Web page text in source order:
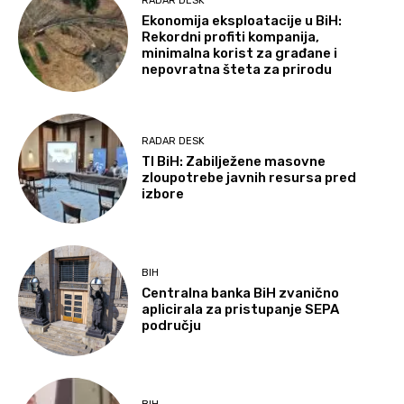
Ekonomija eksploatacije u BiH:
Rekordni profiti kompanija,
minimalna korist za građane i
nepovratna šteta za prirodu
RADAR DESK
TI BiH: Zabilježene masovne
zloupotrebe javnih resursa pred
izbore
BIH
Centralna banka BiH zvanično
aplicirala za pristupanje SEPA
području